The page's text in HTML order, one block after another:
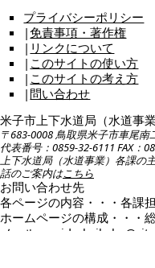
プライバシーポリシー
|免責事項・著作権
| リンクについて
| このサイトの使い方
| このサイトの考え方
| 問い合わせ
米子市上下水道局（水道事業
〒683-0008 鳥取県米子市車尾南
代表番号：0859-32-6111 FAX：
上下水道局（水道事業）各課の
話のご案内はこちら
お問い合わせ先
各ページの内容・・・各課
ホームページの構成・・・
メール：
suido-